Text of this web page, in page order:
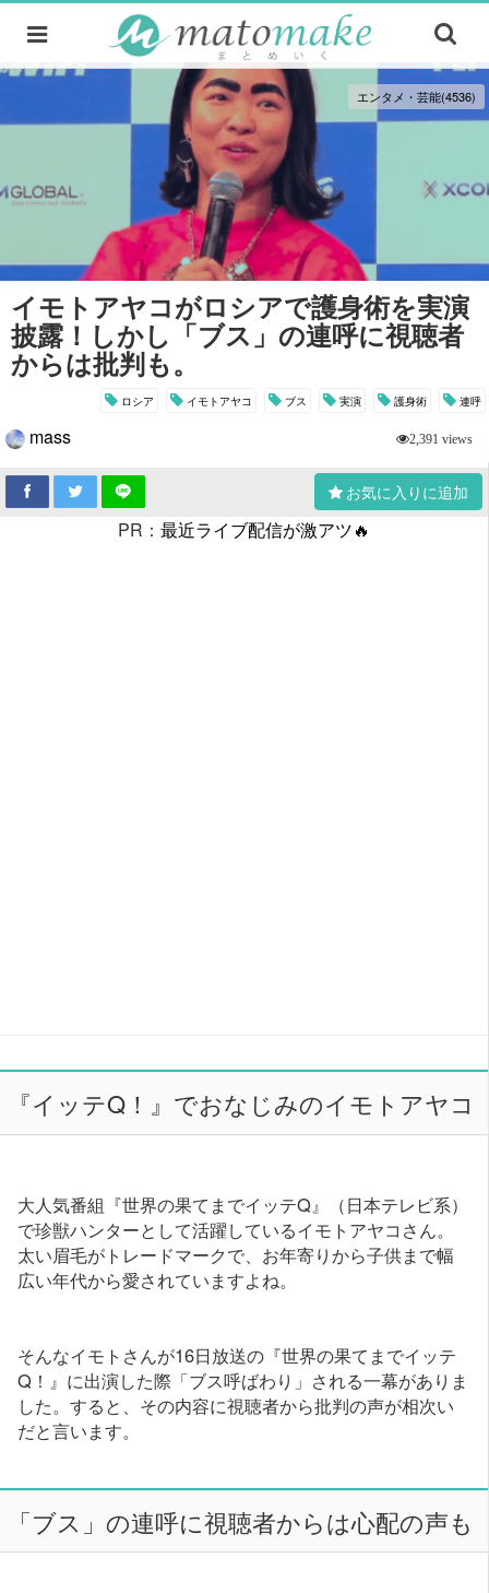
エンタメ・芸能(4536)
イモトアヤコがロシアで護身術を実演
披露！しかし「ブス」の連呼に視聴者
からは批判も。
ロシア イモトアヤコ ブス 実演 護身術 連呼
mass 2,391 views
お気に入りに追加
PR： 最近ライブ配信が激アツ🔥
『イッテQ！』でおなじみのイモトアヤコ
大人気番組『世界の果てまでイッテQ』（日本テレビ系）
で珍獣ハンターとして活躍しているイモトアヤコさん。
太い眉毛がトレードマークで、お年寄りから子供まで幅
広い年代から愛されていますよね。
そんなイモトさんが16日放送の『世界の果てまでイッテ
Q！』に出演した際「ブス呼ばわり」される一幕がありま
した。すると、その内容に視聴者から批判の声が相次い
だと言います。
「ブス」の連呼に視聴者からは心配の声も